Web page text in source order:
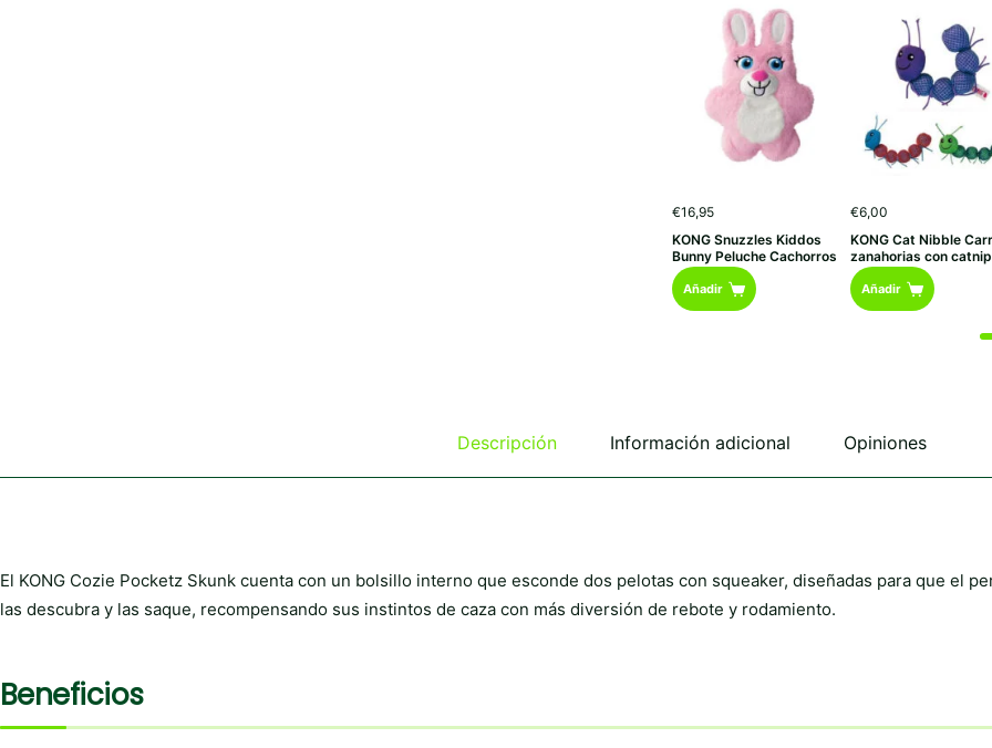
€16,95
KONG Snuzzles Kiddos
Bunny Peluche Cachorros
Añadir
€6,00
KONG Cat Nibble
zanahorias con catnip
Añadir
Descripción Información adicional Opiniones
El KONG Cozie Pocketz Skunk cuenta con un bolsillo interno que esconde dos pelotas con squeaker, diseñadas para que el
las descubra y las saque, recompensando sus instintos de caza con más diversión de rebote y rodamiento.
Beneficios